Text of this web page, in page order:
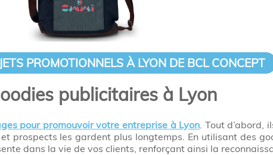
PROMOTIONNELS À LYON DE BCL CONCEPT
publicitaires à Lyon
pour promouvoir votre entreprise à Lyon . Tout
prospects les gardent plus longtemps. En utilisant des
dans la vie de vos clients, renforçant ainsi la